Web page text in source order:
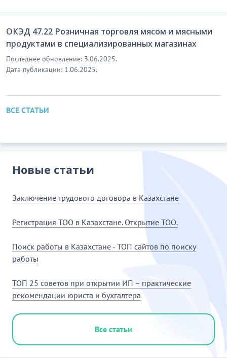
ОКЭД 47.22 Розничная торговля мясом и мясными
продуктами в специализированных магазинах
Последнее обновление: 3.06.2025.
Дата публикации: 1.06.2025.
ВСЕ СТАТЬИ
Новые статьи
Заключение трудового договора в Казахстане
Регистрация ТОО в Казахстане. Открытие ТОО.
Поиск работы в Казахстане - ТОП сайтов по поиску
работы
ТОП 25 советов при открытии ИП – практические
рекомендации юриста и бухгалтера
Все статьи